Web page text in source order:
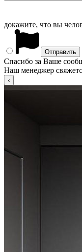
докажите, что вы
Спасибо за Ваше
Наш менеджер